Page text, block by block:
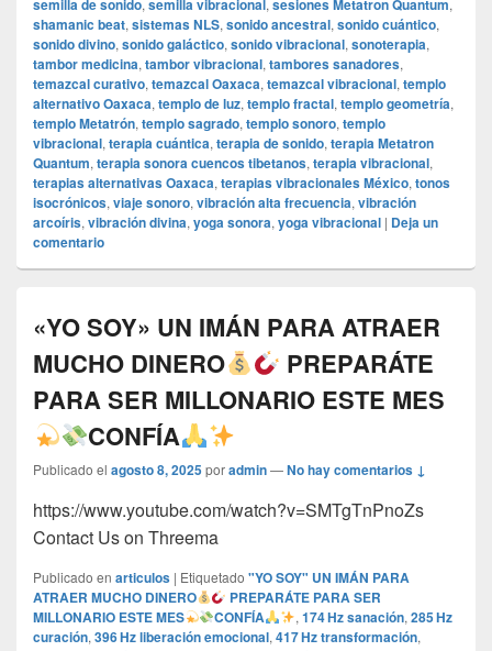
semilla de sonido, semilla vibracional, sesiones Metatron Quantum,
shamanic beat, sistemas NLS, sonido ancestral, sonido cuántico,
sonido divino, sonido galáctico, sonido vibracional, sonoterapia,
tambor medicina, tambor vibracional, tambores sanadores,
temazcal curativo, temazcal Oaxaca, temazcal vibracional, templo
alternativo Oaxaca, templo de luz, templo fractal, templo geometría,
templo Metatrón, templo sagrado, templo sonoro, templo
vibracional, terapia cuántica, terapia de sonido, terapia Metatron
Quantum, terapia sonora cuencos tibetanos, terapia vibracional,
terapias alternativas Oaxaca, terapias vibracionales México, tonos
isocrónicos, viaje sonoro, vibración alta frecuencia, vibración
arcoíris, vibración divina, yoga sonora, yoga vibracional | Deja un
comentario
«YO SOY» UN IMÁN PARA ATRAER
MUCHO DINERO
PREPARÁTE
PARA SER MILLONARIO ESTE MES
CONFÍA
Publicado el agosto 8, 2025poradmin—No hay comentarios ↓
https://www.youtube.com/watch?v=SMTgTnPnoZs
Contact Us on Threema
Publicado en articulos | Etiquetado "YO SOY" UN IMÁN PARA
ATRAER MUCHO DINERO
PREPARÁTE PARA SER
MILLONARIO ESTE MES
CONFÍA , 174 Hz sanación, 285 Hz
curación, 396 Hz liberación emocional, 417 Hz transformación,